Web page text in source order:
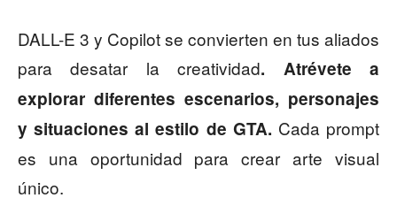
DALL-E 3 y Copilot se convierten en tus aliados
para desatar la creatividad. Atrévete a
explorar diferentes escenarios, personajes
y situaciones al estilo de GTA. Cada prompt
es una oportunidad para crear arte visual
único.